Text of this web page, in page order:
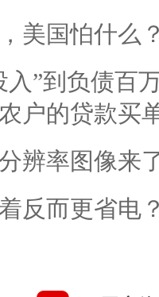
美国怕什么
入”到负债百
户的贷款买
辨率图像来
反而更省电